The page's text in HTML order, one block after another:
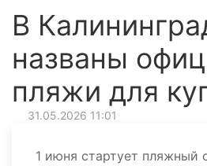
В
названы
пляжи для
31.05.2026 11:01
1 июня стартует пляжный